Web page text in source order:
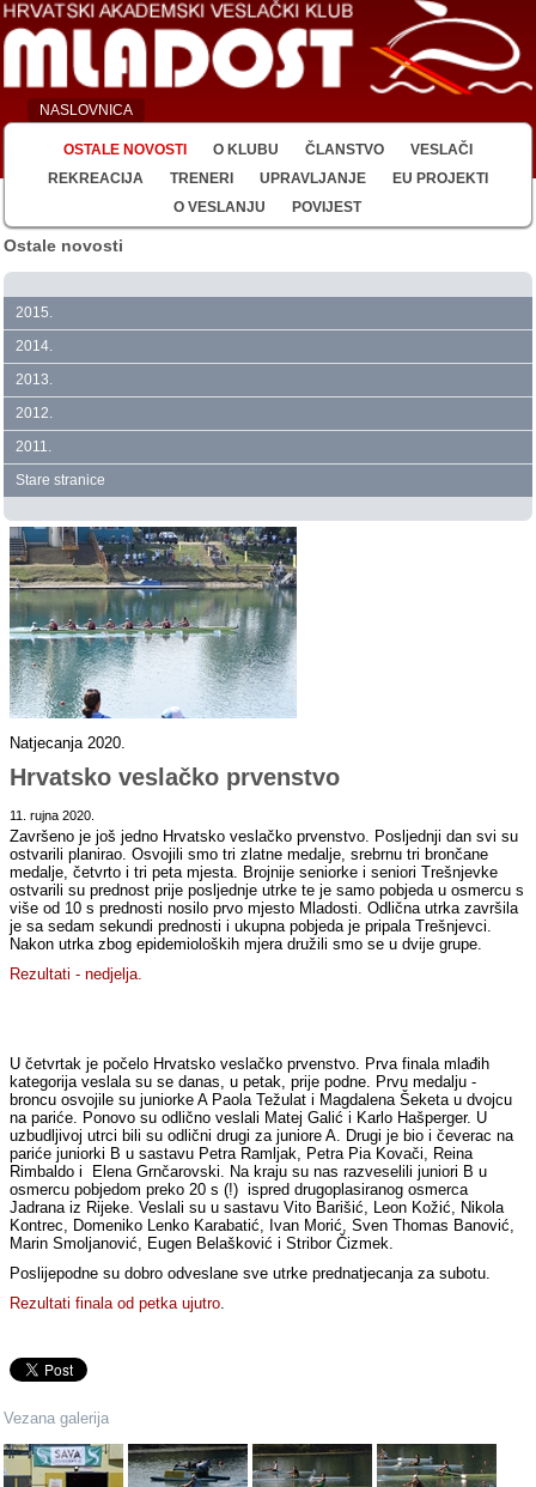
NASLOVNICA
OSTALE NOVOSTI O KLUBU ČLANSTVO
VESLAČI
REKREACIJA
TRENERI UPRAVLJANJE
EU PROJEKTI
O VESLANJU
POVIJEST
Ostale novosti
2015.
2014.
2013.
2012.
2011.
Stare stranice
Natjecanja 2020.
Hrvatsko veslačko prvenstvo
11. rujna 2020.
Završeno je još jedno Hrvatsko veslačko prvenstvo. Posljednji dan svi su
ostvarili planirao. Osvojili smo tri zlatne medalje, srebrnu tri brončane
medalje, četvrto i tri peta mjesta. Brojnije seniorke i seniori Trešnjevke
ostvarili su prednost prije posljednje utrke te je samo pobjeda u osmercu s
više od 10 s prednosti nosilo prvo mjesto Mladosti. Odlična utrka završila
je sa sedam sekundi prednosti i ukupna pobjeda je pripala Trešnjevci.
Nakon utrka zbog epidemioloških mjera družili smo se u dvije grupe.
Rezultati - nedjelja.
U četvrtak je počelo Hrvatsko veslačko prvenstvo. Prva finala mlađih
kategorija veslala su se danas, u petak, prije podne. Prvu medalju -
broncu osvojile su juniorke A Paola Težulat i Magdalena Šeketa u dvojcu
na pariće. Ponovo su odlično veslali Matej Galić i Karlo Hašperger. U
uzbudljivoj utrci bili su odlični drugi za juniore A. Drugi je bio i čeverac na
pariće juniorki B u sastavu Petra Ramljak, Petra Pia Kovači, Reina
Rimbaldo i Elena Grnčarovski. Na kraju su nas razveselili juniori B u
osmercu pobjedom preko 20 s (!) ispred drugoplasiranog osmerca
Jadrana iz Rijeke. Veslali su u sastavu Vito Barišić, Leon Kožić, Nikola
Kontrec, Domeniko Lenko Karabatić, Ivan Morić, Sven Thomas Banović,
Marin Smoljanović, Eugen Belašković i Stribor Čizmek.
Poslijepodne su dobro odveslane sve utrke prednatjecanja za subotu.
Rezultati finala od petka ujutro.
Vezana galerija